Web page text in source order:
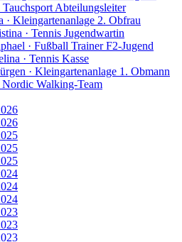
Tauchsport Abteilungsleiter
· Kleingartenanlage 2. Obfrau
· Tennis Jugendwartin
· Fußball Trainer F2-Jugend
· Tennis Kasse
· Kleingartenanlage 1. Obmann
Nordic Walking-Team